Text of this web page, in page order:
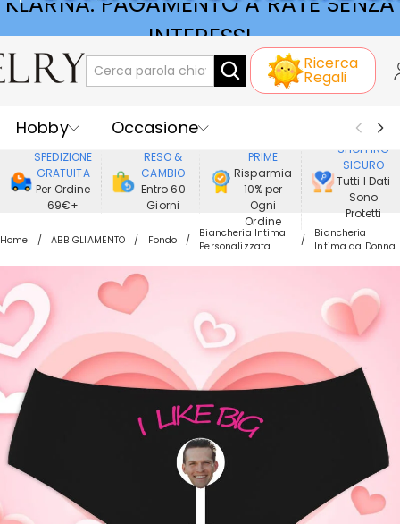
KLARNA: PAGAMENTO A RATE SENZA
INTERESSI
Ricerca
Regali
Hobby
Occasione
Ricevente
Best Seller
Nuovi
Gioielli
Casa&Vita
Abbigliamento
SPEDIZIONE
GRATUITA
Per Ordine
69€+
RESO &
CAMBIO
Entro 60
Giorni
PRIME
Risparmia
10% per
Ogni
Ordine
SHOPPING
SICURO
Tutti I Dati
Sono
Protetti
Home ABBIGLIAMENTO Fondo
Biancheria Intima
Personalizzata
Biancheria
Intima da Donna